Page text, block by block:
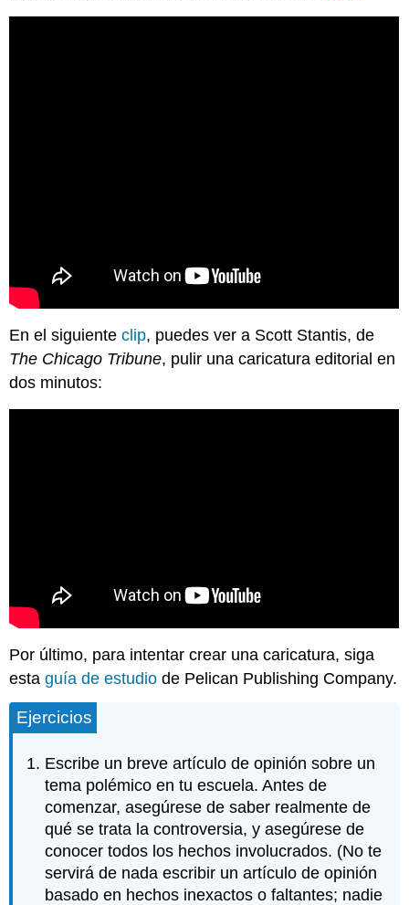
En el siguienteclip, puedes ver a Scott Stantis, de
The Chicago Tribune, pulir una caricatura editorial en
dos minutos:
Por último, para intentar crear una caricatura, siga
estaguía de estudio de Pelican Publishing Company.
Ejercicios
Escribe un breve artículo de opinión sobre un
tema polémico en tu escuela. Antes de
comenzar, asegúrese de saber realmente de
qué se trata la controversia, y asegúrese de
conocer todos los hechos involucrados. (No te
servirá de nada escribir un artículo de opinión
basado en hechos inexactos o faltantes; nadie